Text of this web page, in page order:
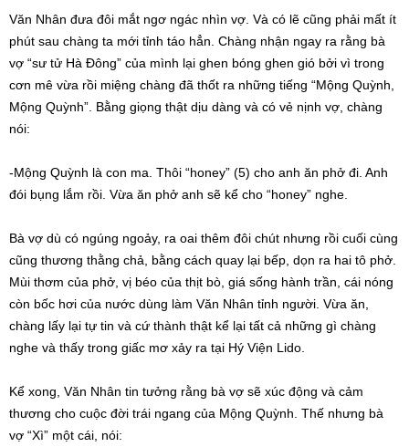
Văn Nhân đưa đôi mắt ngơ ngác nhìn vợ. Và có lẽ cũng phải mất ít
phút sau chàng ta mới tỉnh táo hẳn. Chàng nhận ngay ra rằng bà
vợ “sư tử Hà Đông” của mình lại ghen bóng ghen gió bởi vì trong
cơn mê vừa rồi miệng chàng đã thốt ra những tiếng “Mộng Quỳnh,
Mộng Quỳnh”. Bằng giọng thật dịu dàng và có vẻ nịnh vợ, chàng
nói:
-Mộng Quỳnh là con ma. Thôi “honey” (5) cho anh ăn phở đi. Anh
đói bụng lắm rồi. Vừa ăn phở anh sẽ kể cho “honey” nghe.
Bà vợ dù có ngúng ngoảy, ra oai thêm đôi chút nhưng rồi cuối cùng
cũng thương thằng chả, bằng cách quay lại bếp, dọn ra hai tô phở.
Mùi thơm của phở, vị béo của thịt bò, giá sống hành trần, cái nóng
còn bốc hơi của nước dùng làm Văn Nhân tỉnh người. Vừa ăn,
chàng lấy lại tự tin và cứ thành thật kể lại tất cả những gì chàng
nghe và thấy trong giấc mơ xảy ra tại Hý Viện Lido.
Kể xong, Văn Nhân tin tưởng rằng bà vợ sẽ xúc động và cảm
thương cho cuộc đời trái ngang của Mộng Quỳnh. Thế nhưng bà
vợ “Xì” một cái, nói: